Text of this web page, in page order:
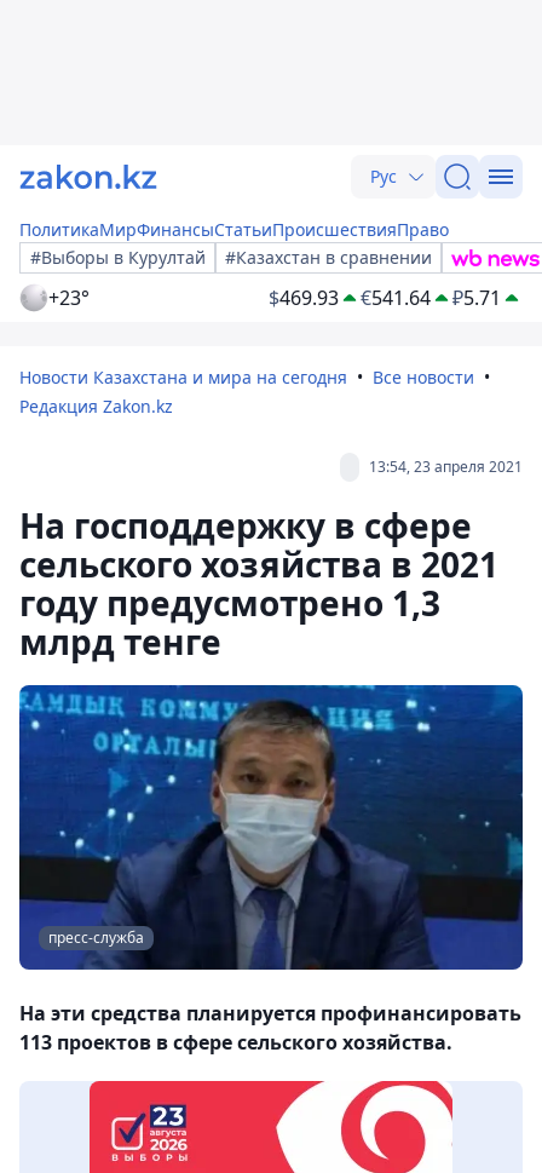
Рус
ПолитикаМирФинансыСтатьиПроисшествияПраво
#Выборы в Курултай
#Казахстан в сравнении
+23° $469.93 €541.64 ₽5.71
Новости Казахстана и мира на сегодня
Все новости
Редакция Zakon.kz
13:54, 23 апреля 2021
На господдержку в сфере
сельского хозяйства в 2021
году предусмотрено 1,3
млрд тенге
пресс-служба
На эти средства планируется профинансировать
113 проектов в сфере сельского хозяйства.